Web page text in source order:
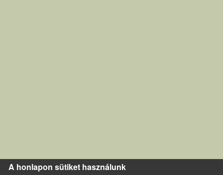
A honlapon sütiket használunk